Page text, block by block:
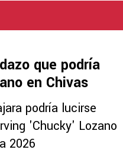
que podría
en Chivas
podría lucirse
'Chucky' Lozano
2026